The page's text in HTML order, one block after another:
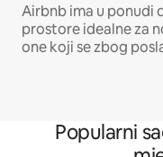
Airbnb ima u ponudi
prostore idealne za
one koji se zbog
Popularni